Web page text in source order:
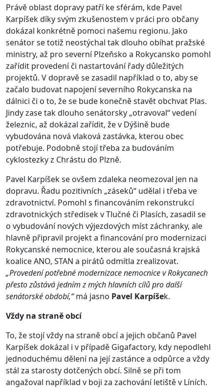
Právě oblast dopravy patří ke sférám, kde Pavel
Karpíšek díky svým zkušenostem v práci pro občany
dokázal konkrétně pomoci našemu regionu. Jako
senátor se totiž neostýchal tak dlouho obíhat pražské
ministry, až pro severní Plzeňsko a Rokycansko pomohl
zařídit provedení či nastartování řady důležitých
projektů. V dopravě se zasadil například o to, aby se
začalo budovat napojení severního Rokycanska na
dálnici či o to, že se bude konečně stavět obchvat Plas.
Jindy zase tak dlouho senátorsky „otravoval“ vedení
železnic, až dokázal zařídit, že v Dýšině bude
vybudována nová vlaková zastávka, kterou obec
potřebuje. Podobně stojí třeba za budováním
cyklostezky z Chrástu do Plzně.
Pavel Karpíšek se ovšem zdaleka neomezoval jen na
dopravu. Řadu pozitivních „záseků“ udělal i třeba ve
zdravotnictví. Pomohl s financováním rekonstrukcí
zdravotnických středisek v Tlučné či Plasích, zasadil se
o vybudování nových výjezdových míst záchranky, ale
hlavně připravil projekt a financování pro modernizaci
Rokycanské nemocnice, kterou ale současná krajská
koalice ANO, STAN a pirátů odmítla zrealizovat.
„Provedení potřebné modernizace nemocnice v Rokycanech
přesto zůstává jedním z mých hlavních cílů pro další
senátorské období,“má jasno Pavel Karpíšek.
Vždy na straně obcí
To, že stojí vždy na straně obcí a jejich občanů Pavel
Karpíšek dokázal i v případě Gigafactory, kdy nepodlehl
jednoduchému dělení na její zastánce a odpůrce a vždy
stál za starosty dotčených obcí. Silně se při tom
angažoval například v boji za zachování letiště v Líních.